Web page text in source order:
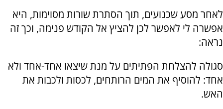
לאחר מסע שכנועים, תוך הסתרת שורות מסוימות, היא
אפשרה לי לאפשר לכן להציץ אל הקודש פנימה, וכך זה
נראה:
סגולה להצלחת הפתיתים על מנת שיצאו אחד-אחד ולא
אחד: להוסיף את המים הרותחים, לכסות ולכבות את
האש.